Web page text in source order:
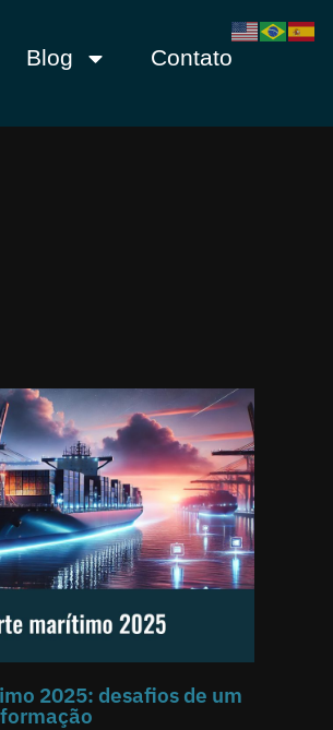
Blog Contato
2025: desafios de um